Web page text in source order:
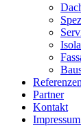
Referenzen
Partner
Kontakt